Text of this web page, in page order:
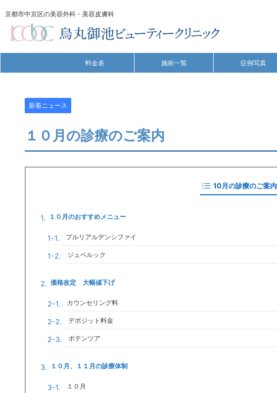
京都市中京区の美容外科・美容皮膚科
料金表 施術一覧 症例写真
新着ニュース
１０月の診療のご案内
10月の診療のご案内
１０月のおすすめメニュー
プルリアルデンシファイ
ジュベルック
価格改定 大幅値下げ
カウンセリング料
デポジット料金
ポテンツア
１０月、１１月の診療体制
１０月